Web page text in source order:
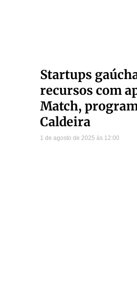
Startups
recursos com
Match,
Caldeira
1 de agosto de 2025 12:00